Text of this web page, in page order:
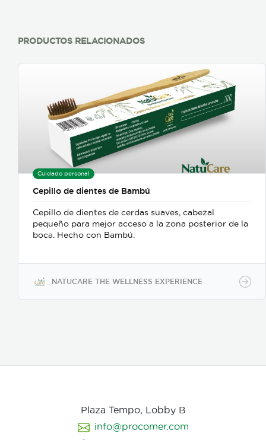
PRODUCTOS RELACIONADOS
Cuidado personal
Cepillo de dientes de Bambú
Cepillo de dientes de cerdas suaves, cabezal
pequeño para mejor acceso a la zona posterior de la
boca. Hecho con Bambú.
NATUCARE THE WELLNESS EXPERIENCE
Plaza Tempo, Lobby B
info@procomer.com